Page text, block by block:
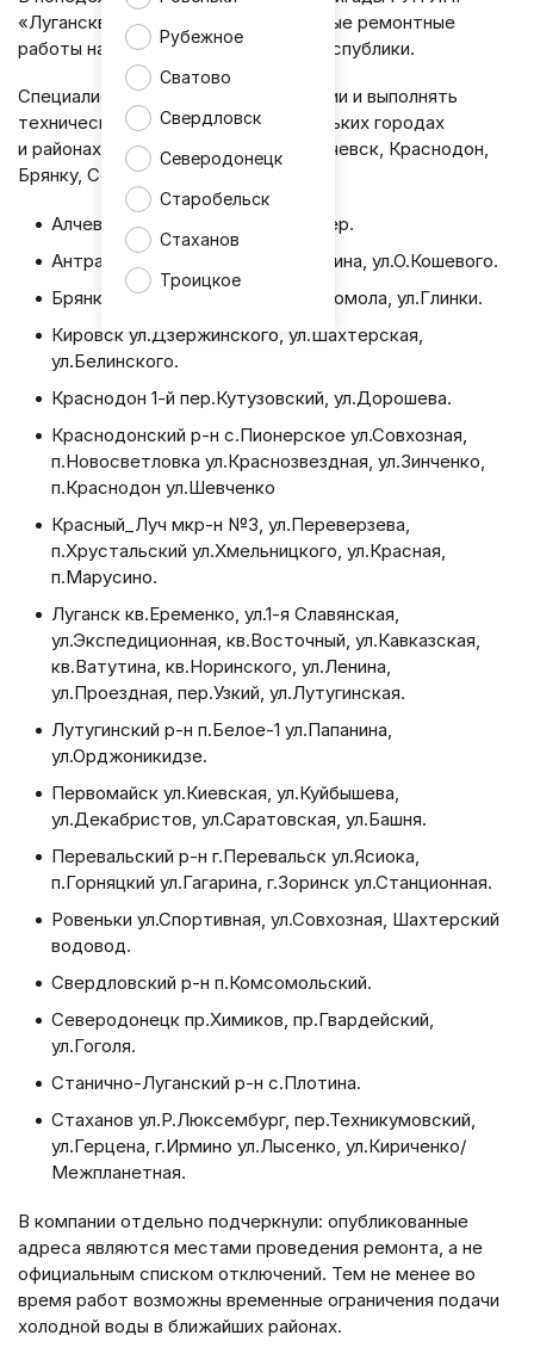
Рубежное
Сватово
Свердловск
Северодонецк
Старобельск
Стаханов
Троицкое
«Лугансквода» проведут масштабные ремонтные
работы на водопроводных сетях Республики.
Специалисты будут устранять аварии и выполнять
технические работы сразу в нескольких городах
и районах ЛНР, включая Луганск, Алчевск, Краснодон,
Брянку, Северодонецк и Стаханов.
Алчевск ул.Толстого, Красный пер.
Антрацит шахта «8-9» ул.Корчагина, ул.О.Кошевого.
Брянка ул.Энгельса, ул.Лен.Комсомола, ул.Глинки.
Кировск ул.Дзержинского, ул.Шахтерская,
ул.Белинского.
Краснодон 1-й пер.Кутузовский, ул.Дорошева.
Краснодонский р-н с.Пионерское ул.Совхозная,
п.Новосветловка ул.Краснозвездная, ул.Зинченко,
п.Краснодон ул.Шевченко
Красный_Луч мкр-н №3, ул.Переверзева,
п.Хрустальский ул.Хмельницкого, ул.Красная,
п.Марусино.
Луганск кв.Еременко, ул.1-я Славянская,
ул.Экспедиционная, кв.Восточный, ул.Кавказская,
кв.Ватутина, кв.Норинского, ул.Ленина,
ул.Проездная, пер.Узкий, ул.Лутугинская.
Лутугинский р-н п.Белое-1 ул.Папанина,
ул.Орджоникидзе.
Первомайск ул.Киевская, ул.Куйбышева,
ул.Декабристов, ул.Саратовская, ул.Башня.
Перевальский р-н г.Перевальск ул.Ясиока,
п.Горняцкий ул.Гагарина, г.Зоринск ул.Станционная.
Ровеньки ул.Спортивная, ул.Совхозная, Шахтерский
водовод.
Свердловский р-н п.Комсомольский.
Северодонецк пр.Химиков, пр.Гвардейский,
ул.Гоголя.
Станично-Луганский р-н с.Плотина.
Стаханов ул.Р.Люксембург, пер.Техникумовский,
ул.Герцена, г.Ирмино ул.Лысенко, ул.Кириченко/
Межпланетная.
В компании отдельно подчеркнули: опубликованные
адреса являются местами проведения ремонта, а не
официальным списком отключений. Тем не менее во
время работ возможны временные ограничения подачи
холодной воды в ближайших районах.